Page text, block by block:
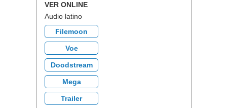
VER ONLINE
Audio latino
Filemoon
Voe
Doodstream
Mega
Trailer